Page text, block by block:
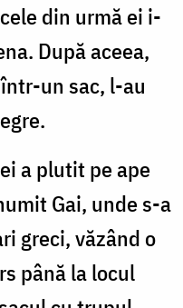
din urmă ei i-
După aceea,
un sac, l-au
a plutit pe ape
Gai, unde s-a
greci, văzând o
până la locul